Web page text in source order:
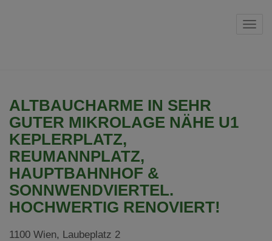
ALTBAUCHARME IN SEHR
GUTER MIKROLAGE NÄHE U1
KEPLERPLATZ,
REUMANNPLATZ,
HAUPTBAHNHOF &
SONNWENDVIERTEL.
HOCHWERTIG RENOVIERT!
1100 Wien, Laubeplatz 2